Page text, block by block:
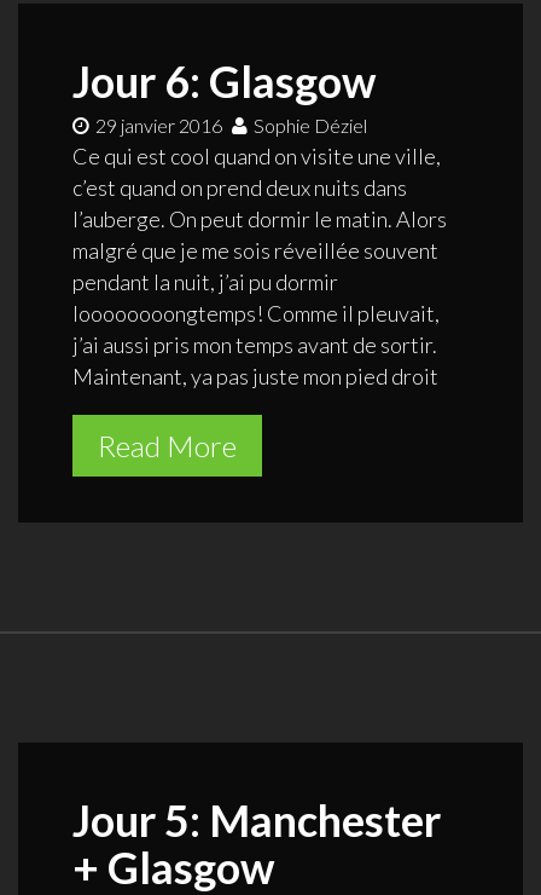
Jour 6: Glasgow
29 janvier 2016 Sophie Déziel
Ce qui est cool quand on visite une ville,
c’est quand on prend deux nuits dans
l’auberge. On peut dormir le matin. Alors
malgré que je me sois réveillée souvent
pendant la nuit, j’ai pu dormir
loooooooongtemps! Comme il pleuvait,
j’ai aussi pris mon temps avant de sortir.
Maintenant, ya pas juste mon pied droit
Read More
Jour 5: Manchester
+ Glasgow